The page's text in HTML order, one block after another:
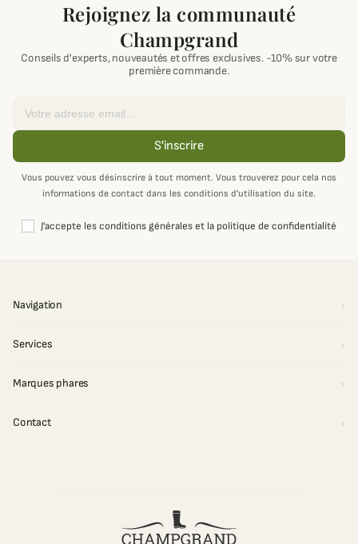
Rejoignez la communauté
Champgrand
Conseils d'experts, nouveautés et offres exclusives. -10% sur votre
première commande.
S'inscrire
Vous pouvez vous désinscrire à tout moment. Vous trouverez pour cela nos
informations de contact dans les conditions d'utilisation du site.
J'accepte les conditions générales et la politique de confidentialité
Navigation
Services
Marques phares
Contact